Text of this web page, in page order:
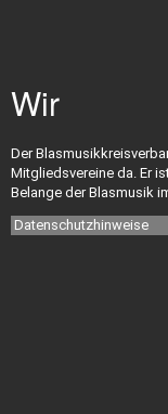
Wir
Der
Mitgliedsvereine da. Er
Belange der Blasmusik
Datenschutzhinweise